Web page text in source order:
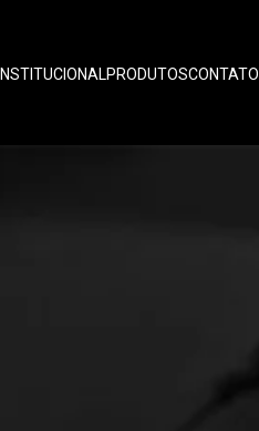
INSTITUCIONALPRODUTOSCONTATO